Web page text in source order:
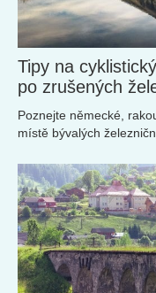
Tipy na
po zrušených
Poznejte německé,
místě bývalých